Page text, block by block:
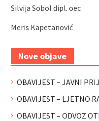
Silvija Sobol dipl. oec
Meris Kapetanović
Nove objave
OBAVIJEST – JAVNI
OBAVIJEST – LJETNO
OBAVIJEST – ODVOZ